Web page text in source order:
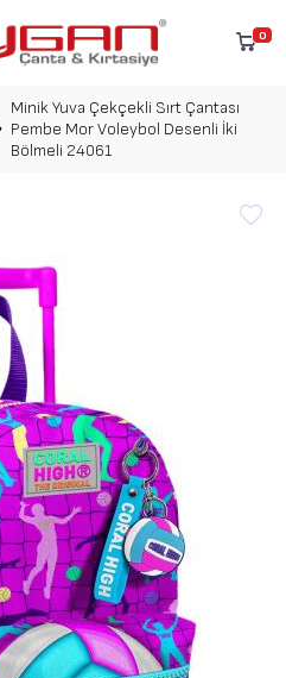
0
Minik Yuva Çekçekli Sırt Çantası
Pembe Mor Voleybol Desenli İki
Bölmeli 24061